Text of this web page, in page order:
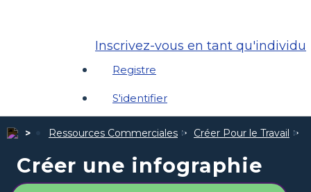
Inscrivez-vous en tant qu'individu
Registre
S'identifier
Ressources Commerciales Créer Pour le Travail
Créer une infographie